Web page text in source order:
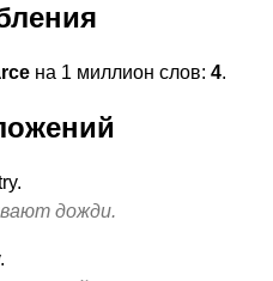
на 1 миллион слов: 4.
дожди.